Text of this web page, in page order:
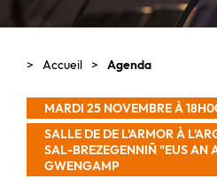
Accueil Agenda
MARDI 25 NOVEMBRE À
SALLE DE DE L'ARMOR À
SAL-BREZEGENNIÑ "EUS AN
GWENGAMP